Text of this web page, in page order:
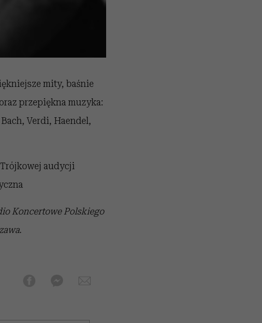
mity, baśnie
przepiękna muzyka:
Verdi, Haendel,
audycji
Koncertowe Polskiego
.